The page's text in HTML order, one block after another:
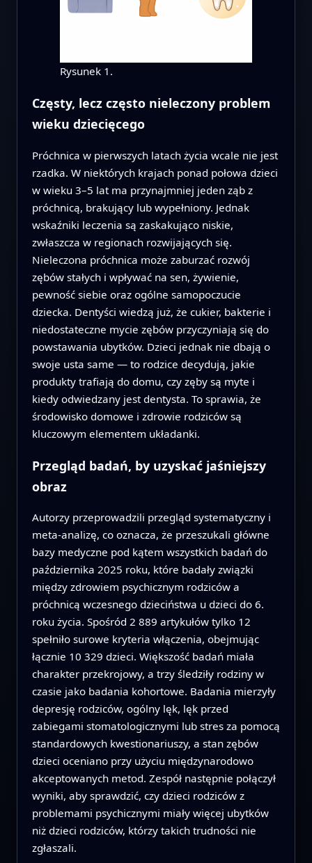
Rysunek 1.
Częsty, lecz często nieleczony problem
wieku dziecięcego
Próchnica w pierwszych latach życia wcale nie jest
rzadka. W niektórych krajach ponad połowa dzieci
w wieku 3–5 lat ma przynajmniej jeden ząb z
próchnicą, brakujący lub wypełniony. Jednak
wskaźniki leczenia są zaskakująco niskie,
zwłaszcza w regionach rozwijających się.
Nieleczona próchnica może zaburzać rozwój
zębów stałych i wpływać na sen, żywienie,
pewność siebie oraz ogólne samopoczucie
dziecka. Dentyści wiedzą już, że cukier, bakterie i
niedostateczne mycie zębów przyczyniają się do
powstawania ubytków. Dzieci jednak nie dbają o
swoje usta same — to rodzice decydują, jakie
produkty trafiają do domu, czy zęby są myte i
kiedy odwiedzany jest dentysta. To sprawia, że
środowisko domowe i zdrowie rodziców są
kluczowym elementem układanki.
Przegląd badań, by uzyskać jaśniejszy
obraz
Autorzy przeprowadzili przegląd systematyczny i
meta-analizę, co oznacza, że przeszukali główne
bazy medyczne pod kątem wszystkich badań do
października 2025 roku, które badały związki
między zdrowiem psychicznym rodziców a
próchnicą wczesnego dzieciństwa u dzieci do 6.
roku życia. Spośród 2 889 artykułów tylko 12
spełniło surowe kryteria włączenia, obejmując
łącznie 10 329 dzieci. Większość badań miała
charakter przekrojowy, a trzy śledziły rodziny w
czasie jako badania kohortowe. Badania mierzyły
depresję rodziców, ogólny lęk, lęk przed
zabiegami stomatologicznymi lub stres za pomocą
standardowych kwestionariuszy, a stan zębów
dzieci oceniano przy użyciu międzynarodowo
akceptowanych metod. Zespół następnie połączył
wyniki, aby sprawdzić, czy dzieci rodziców z
problemami psychicznymi miały więcej ubytków
niż dzieci rodziców, którzy takich trudności nie
zgłaszali.